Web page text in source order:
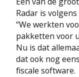
Radar is
“We werkten
pakketten voor
Nu is dat
dat ook nog
fiscale software.